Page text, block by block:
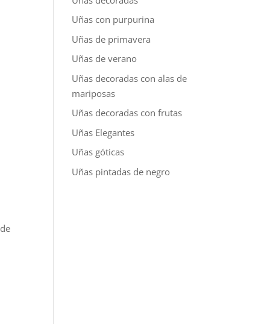
Uñas con purpurina
Uñas de primavera
Uñas de verano
Uñas decoradas con alas de
mariposas
Uñas decoradas con frutas
Uñas Elegantes
Uñas góticas
Uñas pintadas de negro